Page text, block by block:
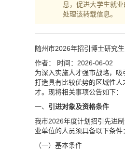
息，促进大学生就
处理该转载信息。
随州市2026年招引博士研究
作者：
时间：2026-06-02
为深入实施人才强市战略，
打造具有比较优势的区域性
才。现将相关事项公告如下：
一、 引进对象及资格条件
我市2026年度计划招引先进
业单位的人员须具备以下条件：
（一）基本条件